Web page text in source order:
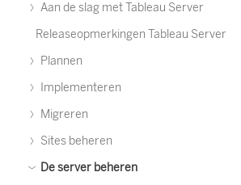
Aan de slag met Tableau Server
Releaseopmerkingen Tableau Server
Plannen
Implementeren
Migreren
Sites beheren
De server beheren